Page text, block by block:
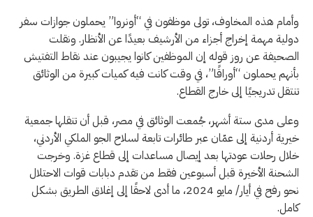
وأمام هذه المخاوف، تولى موظفون في “أونروا” يحملون جوازات سفر
دولية مهمة إخراج أجزاء من الأرشيف بعيدًا عن الأنظار. ونقلت
الصحيفة عن روز قوله إن الموظفين كانوا يجيبون عند نقاط التفتيش
بأنهم يحملون “أوراقًا”، في وقت كانت فيه كميات كبيرة من الوثائق
تنتقل تدريجيًا إلى خارج القطاع.
وعلى مدى ستة أشهر، جُمعت الوثائق في مصر، قبل أن تنقلها جمعية
خيرية أردنية إلى عمّان عبر طائرات تابعة لسلاح الجو الملكي الأردني،
خلال رحلات عودتها بعد إيصال مساعدات إلى قطاع غزة. وخرجت
الشحنة الأخيرة قبل أسبوعين فقط من تقدم دبابات قوات الاحتلال
نحو رفح في أيار/ مايو 2024، ما أدى لاحقًا إلى إغلاق الطريق بشكل
كامل.